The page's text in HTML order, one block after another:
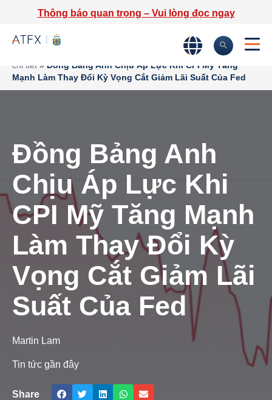
Thông báo quan trọng – Vui lòng đọc ngay
Tin tức thị trường & Thông tin
chi tiết » Đồng Bảng Anh Chịu Áp Lực Khi CPI Mỹ Tăng
Mạnh Làm Thay Đổi Kỳ Vọng Cắt Giảm Lãi Suất Của Fed
Đồng Bảng Anh
Chịu Áp Lực Khi
CPI Mỹ Tăng Mạnh
Làm Thay Đổi Kỳ
Vọng Cắt Giảm Lãi
Suất Của Fed
Martin Lam
Tin tức gần đây
Share